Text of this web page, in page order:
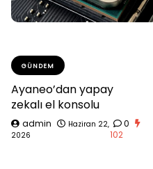
GÜNDEM
Ayaneo’dan yapay
zekalı el konsolu
admin
Haziran 22,
2026
0
102